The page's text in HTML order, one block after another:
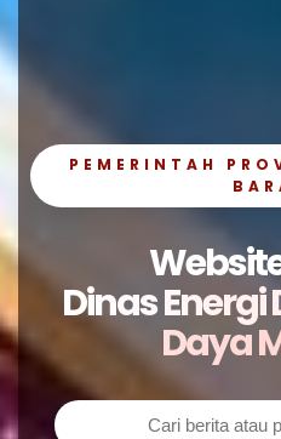
PEMERINTAH
Dinas
Daya